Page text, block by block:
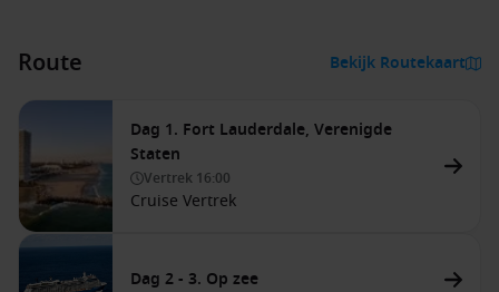
Route Bekijk Routekaart
Dag 1. Fort Lauderdale, Verenigde
Staten
Vertrek 16:00
Cruise Vertrek
Dag 2 - 3. Op zee